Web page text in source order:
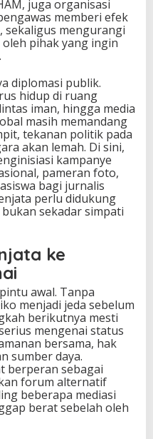
juga organisasi
memberi efek
sekaligus mengurangi
pihak yang ingin
diplomasi publik.
hidup di ruang
iman, hingga media
masih memandang
tekanan politik pada
akan lemah. Di sini,
kampanye
pameran foto,
bagi jurnalis
perlu didukung
sekadar simpati
ke
awal. Tanpa
menjadi jeda sebelum
berikutnya mesti
mengenai status
bersama, hak
sumber daya.
berperan sebagai
forum alternatif
beberapa mediasi
berat sebelah oleh